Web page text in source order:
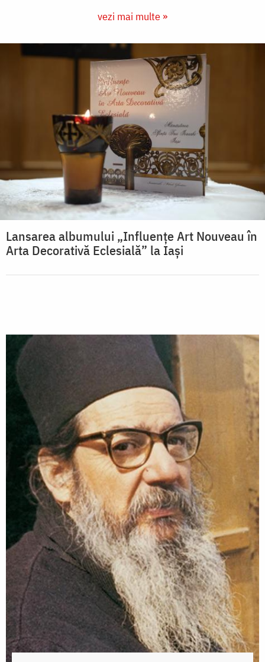
vezi mai multe »
Lansarea albumului „Influențe Art Nouveau în
Arta Decorativă Eclesială” la Iași